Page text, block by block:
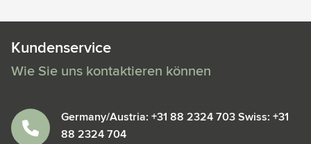
Kundenservice
Wie Sie uns kontaktieren können
Germany/Austria: +31 88 2324 703 Swiss: +31
88 2324 704